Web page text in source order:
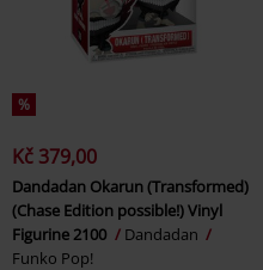
%
Kč 379,00
Dandadan Okarun (Transformed)
(Chase Edition possible!) Vinyl
Figurine 2100
Dandadan
Funko Pop!